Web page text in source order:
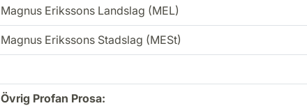
Magnus Erikssons Landslag (MEL)
Magnus Erikssons Stadslag (MESt)
Övrig Profan Prosa: